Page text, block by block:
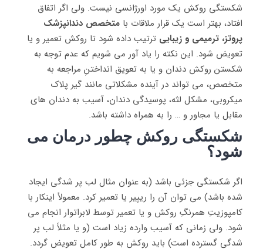
شکستگی روکش یک مورد اورژانسی نیست. ولی اگر اتفاق
افتاد، بهتر است یک قرار ملاقات با متخصص دندانپزشک
پروتز، ترمیمی و زیبایی ترتیب داده شود تا روکش تعمیر و یا
تعویض شود. این نکته را یاد آور می ‌شویم که عدم توجه به
شکستن روکش دندان و یا به تعویق انداختنِ مراجعه به
متخصص، می ‌تواند در آینده مشکلاتی مانند گیر پلاک
میکروبی، مشکل لثه، پوسیدگی دندان، آسیب به دندان‌ های
مقابل یا مجاور و … را به همراه داشته باشد.
شکستگی روکش چطور درمان می
شود؟
اگر شکستگی جزئی باشد (به عنوان مثال لب پر شدگی ایجاد
شده باشد) می‌ توان آن را ریپیر یا تعمیر کرد. معمولاً اینکار با
کامپوزیتِ همرنگِ روکش و یا تعمیر توسط لابراتوار انجام می
‌شود. ولی زمانی که آسیب وارده زیاد است (و یا مثلاً لب پر
شدگی گسترده است) باید روکش به طور کامل تعویض گردد.